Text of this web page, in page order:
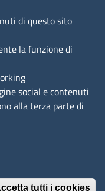
di questo sito
la funzione di
social e contenuti
alla terza parte di
tutti i cookies